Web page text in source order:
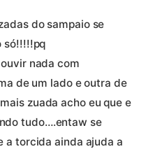
do sampaio se
só!!!!!pq
nada com
de um lado e outra de
zuada acho eu que e
tudo….entaw se
a torcida ainda ajuda a